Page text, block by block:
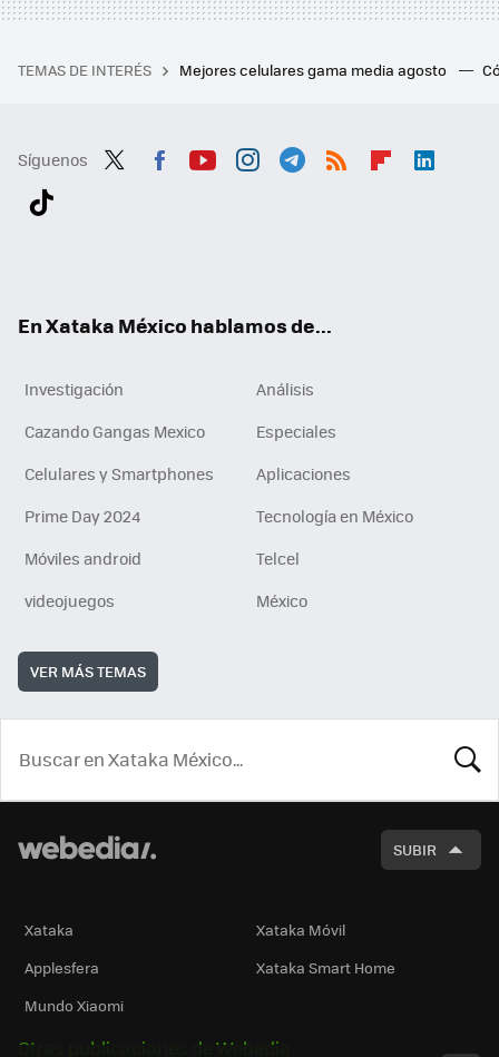
TEMAS DE INTERÉS Mejores celulares gama media agosto
Síguenos
En Xataka México hablamos de...
Investigación
Análisis
Cazando Gangas Mexico
Especiales
Celulares y Smartphones
Aplicaciones
Prime Day 2024
Tecnología en México
Móviles android
Telcel
videojuegos
México
VER MÁS TEMAS
SUBIR
Xataka
Xataka Móvil
Applesfera
Xataka Smart Home
Mundo Xiaomi
Otras publicaciones de Webedia